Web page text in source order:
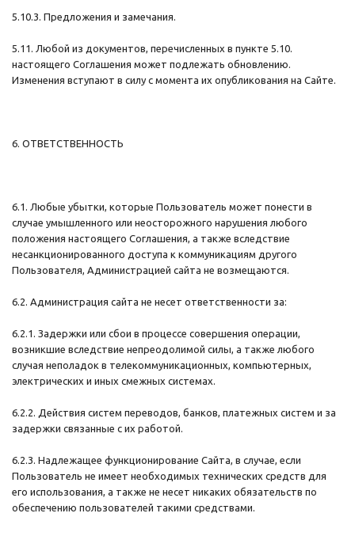
5.10.3. Предложения и замечания.
5.11. Любой из документов, перечисленных в пункте 5.10.
настоящего Соглашения может подлежать обновлению.
Изменения вступают в силу с момента их опубликования на Сайте.
6. ОТВЕТСТВЕННОСТЬ
6.1. Любые убытки, которые Пользователь может понести в
случае умышленного или неосторожного нарушения любого
положения настоящего Соглашения, а также вследствие
несанкционированного доступа к коммуникациям другого
Пользователя, Администрацией сайта не возмещаются.
6.2. Администрация сайта не несет ответственности за:
6.2.1. Задержки или сбои в процессе совершения операции,
возникшие вследствие непреодолимой силы, а также любого
случая неполадок в телекоммуникационных, компьютерных,
электрических и иных смежных системах.
6.2.2. Действия систем переводов, банков, платежных систем и за
задержки связанные с их работой.
6.2.3. Надлежащее функционирование Сайта, в случае, если
Пользователь не имеет необходимых технических средств для
его использования, а также не несет никаких обязательств по
обеспечению пользователей такими средствами.